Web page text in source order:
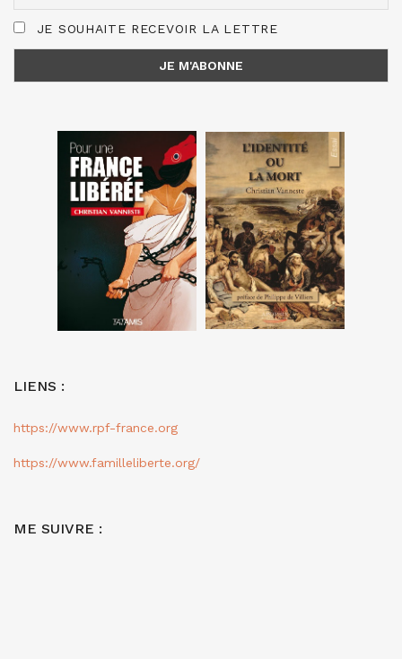
JE SOUHAITE RECEVOIR LA LETTRE
LIENS :
https://www.rpf-france.org
https://www.familleliberte.org/
ME SUIVRE :